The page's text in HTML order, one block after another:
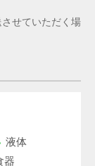
せていただく場
液体
器